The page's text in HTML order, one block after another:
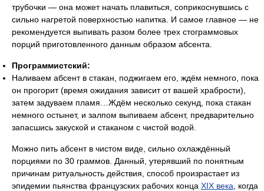
трубочки — она может начать плавиться, соприкоснувшись с
сильно нагретой поверхностью напитка. И самое главное — не
рекомендуется выпивать разом более трех стограммовых
порций приготовленного данным образом абсента.
Программистский:
Наливаем абсент в стакан, поджигаем его, ждём немного, пока
он прогорит (время ожидания зависит от вашей храбрости),
затем задуваем пламя…Ждём несколько секунд, пока стакан
немного остынет, и залпом выпиваем абсент, предварительно
запасшись закуской и стаканом с чистой водой.
Можно пить абсент в чистом виде, сильно охлаждённый
порциями по 30 граммов. Данный, утерявший по понятным
причинам ритуальность действия, способ произрастает из
эпидемии пьянства французских рабочих конца XIX века , когда